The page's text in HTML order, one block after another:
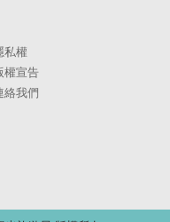
私權
權宣告
絡我們